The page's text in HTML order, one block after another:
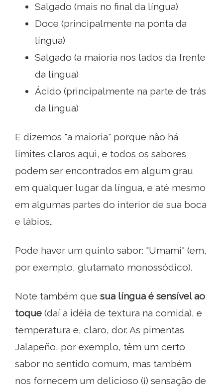
Salgado (mais no final da língua)
Doce (principalmente na ponta da
língua)
Salgado (a maioria nos lados da frente
da língua)
Ácido (principalmente na parte de trás
da língua)
E dizemos "a maioria" porque não há
limites claros aqui, e todos os sabores
podem ser encontrados em algum grau
em qualquer lugar da língua, e até mesmo
em algumas partes do interior de sua boca
e lábios..
Pode haver um quinto sabor: "Umami" (em,
por exemplo, glutamato monossódico).
Note também que sua língua é sensível ao
toque (daí a idéia de textura na comida), e
temperatura e, claro, dor. As pimentas
Jalapeño, por exemplo, têm um certo
sabor no sentido comum, mas também
nos fornecem um delicioso (¡) sensação de